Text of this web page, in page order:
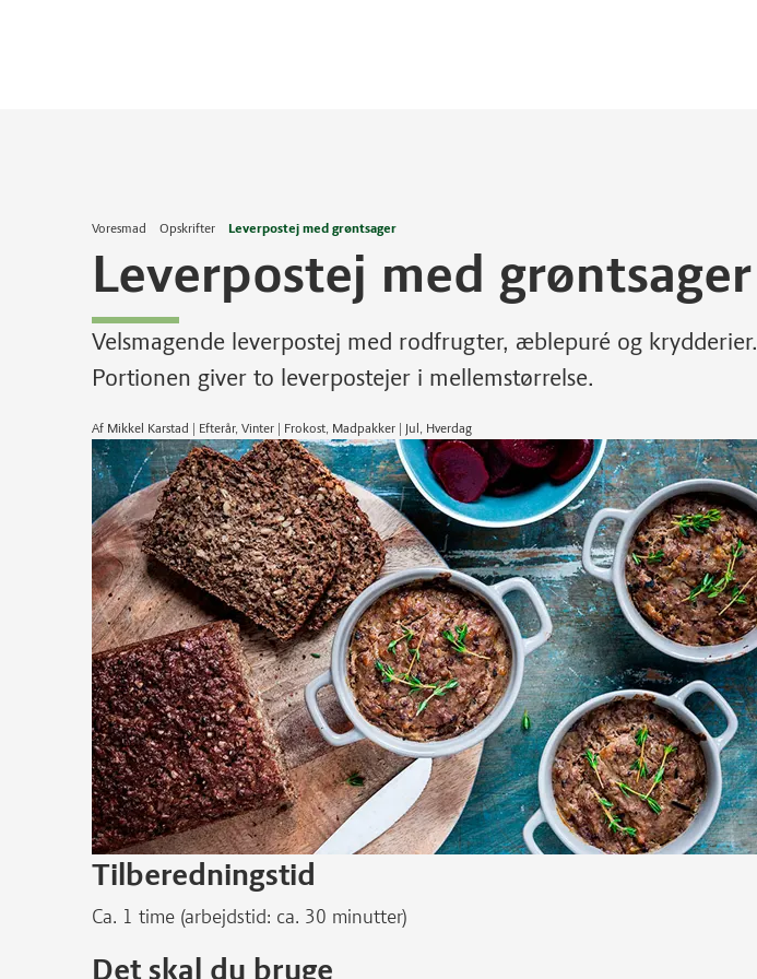
Voresmad Opskrifter Leverpostej med grøntsager
Leverpostej med grøntsager
Velsmagende leverpostej med rodfrugter, æblepuré og krydderier.
Portionen giver to leverpostejer i mellemstørrelse.
Af Mikkel Karstad | Efterår, Vinter | Frokost, Madpakker | Jul, Hverdag
Tilberedningstid
Ca. 1 time (arbejdstid: ca. 30 minutter)
Det skal du bruge